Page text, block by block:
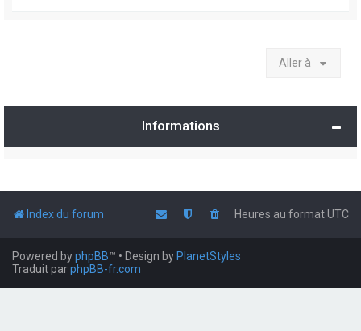
Aller à
Informations
Index du forum Heures au formatUTC
Powered byphpBB™ • Design by PlanetStyles
Traduit parphpBB-fr.com